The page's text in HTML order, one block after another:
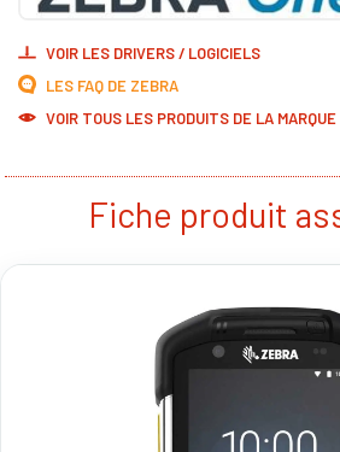
VOIR LES DRIVERS / LOGICIELS
LES FAQ DE ZEBRA
VOIR TOUS LES PRODUITS DE LA
Fiche produit